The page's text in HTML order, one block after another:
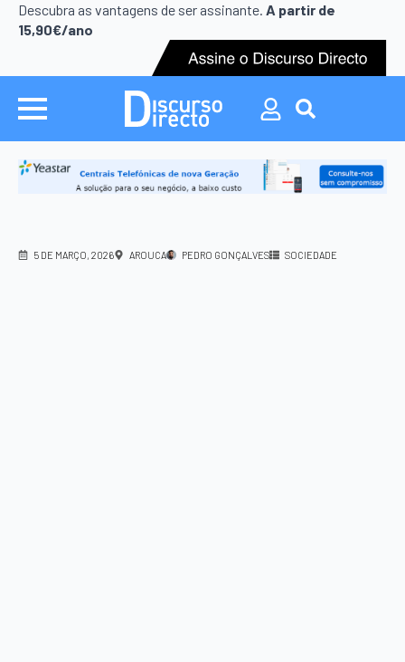
Descubra as vantagens de ser assinante. A partir de
15,90€/ano
Search
for:
Search
5 DE MARÇO, 2026 AROUCA PEDRO GONÇALVES SOCIEDADE